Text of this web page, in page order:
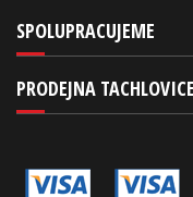
SPOLUPRACUJEME
PRODEJNA TACHLOVICE